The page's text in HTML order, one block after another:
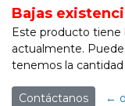
Bajas
Este producto tiene
actualmente.
tenemos la
Contáctanos ←